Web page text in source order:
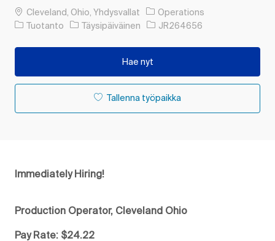
PaikkaCleveland, Ohio, Yhdysvallat
Operations
Luokka
Tuotanto Työn tyyppi
Täysipäiväinen Työn tunnus
JR264656
Hae nyt
Tallenna työpaikka
Immediately Hiring!
Production Operator, Cleveland Ohio
Pay Rate: $24.22